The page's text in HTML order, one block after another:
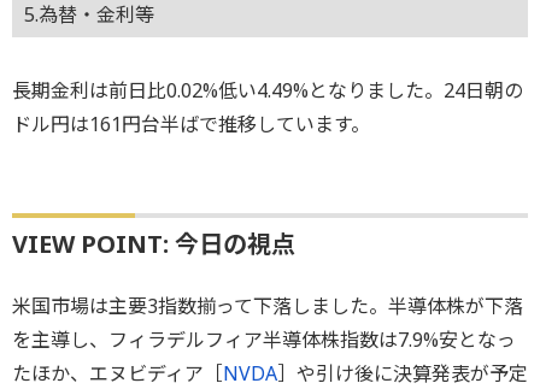
5.為替・金利等
長期金利は前日比0.02%低い4.49%となりました。24日朝の
ドル円は161円台半ばで推移しています。
VIEW POINT: 今日の視点
米国市場は主要3指数揃って下落しました。半導体株が下落
を主導し、フィラデルフィア半導体株指数は7.9%安となっ
たほか、エヌビディア［NVDA］や引け後に決算発表が予定